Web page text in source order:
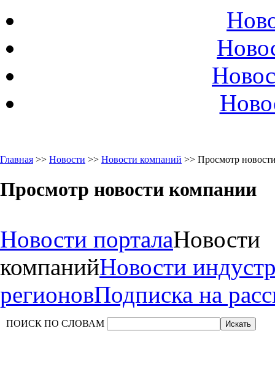
Главная >> Новости >> Новости компаний >> Просмотр
Просмотр новости компании
Новости порталаНовости
компанийНовости
регионовПодписка на
ПОИСК ПО СЛОВАМ